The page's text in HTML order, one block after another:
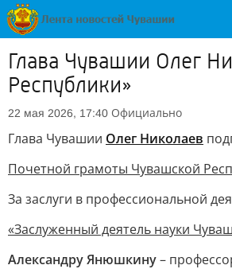
Глава Чувашии Олег
Республики»
22 мая 2026, 17:40 Официально
Глава Чувашии Олег Николаев
Почетной грамоты Чувашской
За заслуги в профессиональной
«Заслуженный деятель науки
Александру Янюшкину–